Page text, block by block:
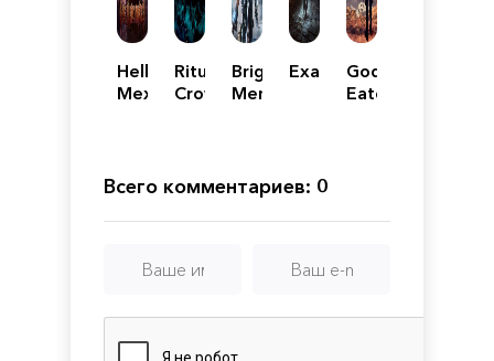
Hellbound
Механики
Ritual:
Crown
Bright
Memory
ExanimaGod
Eater
Всего комментариев: 0